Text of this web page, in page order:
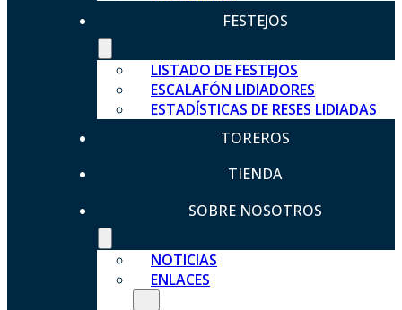
FESTEJOS
LISTADO DE FESTEJOS
ESCALAFÓN LIDIADORES
ESTADÍSTICAS DE RESES LIDIADAS
TOREROS
TIENDA
SOBRE NOSOTROS
NOTICIAS
ENLACES